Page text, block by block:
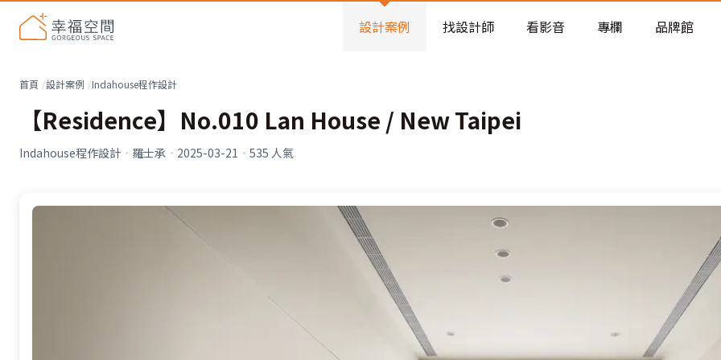
老屋預算分配與高 CP 值煥新術
設計案例 找設計師 看影音 專欄 品牌館
首頁 設計案例 Indahouse程作設計
【Residence】No.010 Lan House / New Taipei
Indahouse程作設計 · 羅士承 · 2025-03-21 · 535 人氣